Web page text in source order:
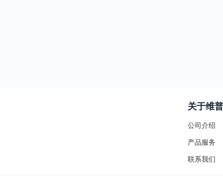
关于维普
公司介绍
产品服务
联系我们